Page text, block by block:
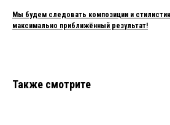
Мы будем следовать композиции и
максимально приближённый результат!
Также смотрите